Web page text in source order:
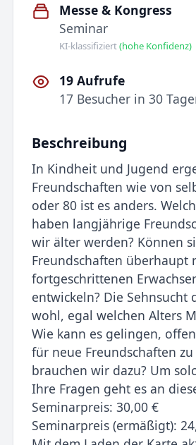
Messe & Kongress
Seminar
KI-klassifiziert(hohe Konfidenz)
19 Aufrufe
17 Besucher in 30
Beschreibung
In Kindheit und Jugend
Freundschaften wie von
oder 80 ist es anders.
haben langjährige
wir älter werden? Können
Freundschaften überhaupt
fortgeschrittenen
entwickeln? Die Sehnsucht
wohl, egal welchen Alters
Wie kann es gelingen,
für neue Freundschaften
brauchen wir dazu? Um
Ihre Fragen geht es an
Seminarpreis: 30,00 €
Seminarpreis (ermäßigt):